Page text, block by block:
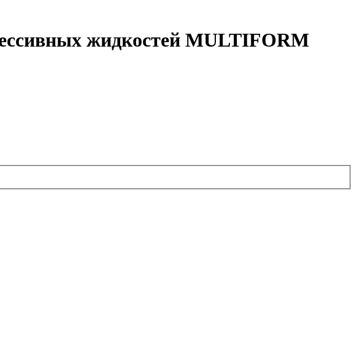
жидкостей MULTIFORM